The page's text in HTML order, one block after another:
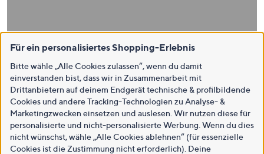
Für ein personalisiertes Shopping-Erlebnis
Bitte wähle „Alle Cookies zulassen“, wenn du damit
einverstanden bist, dass wir in Zusammenarbeit mit
Drittanbietern auf deinem Endgerät technische & profilbildende
Cookies und andere Tracking-Technologien zu Analyse- &
Marketingzwecken einsetzen und auslesen. Wir nutzen diese für
personalisierte und nicht-personalisierte Werbung. Wenn du dies
nicht wünschst, wähle „Alle Cookies ablehnen“ (für essenzielle
Cookies ist die Zustimmung nicht erforderlich). Deine